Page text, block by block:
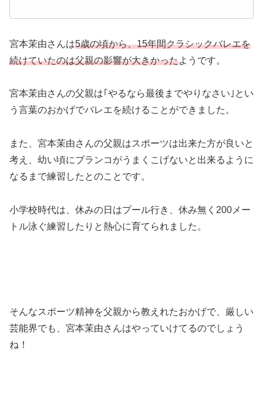
宮本茉由さんは5歳の頃から、15年間クラシックバレエを
続けていたのは父親の影響が大きかったようです。
宮本茉由さんの父親は｢やるなら最後までやりなさい｣とい
う言葉のおかげでバレエを続けることができました。
また、宮本茉由さんの父親はスポーツは出来た方が良いと
考え、幼い頃にブランコがうまくこげないと出来るように
なるまで練習したとのことです。
小学校時代は、休みの日はプール行き、休み無く200メー
トル泳ぐ練習したりと熱心に育てられました。
そんなスポーツ精神を父親から教えれたおかげで、厳しい
芸能界でも、宮本茉由さんはやっていけてるのでしょう
ね！